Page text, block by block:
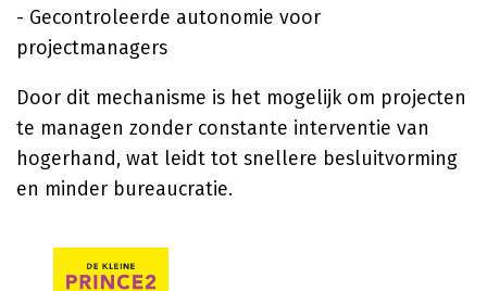
- Gecontroleerde autonomie voor
projectmanagers
Door dit mechanisme is het mogelijk om projecten
te managen zonder constante interventie van
hogerhand, wat leidt tot snellere besluitvorming
en minder bureaucratie.